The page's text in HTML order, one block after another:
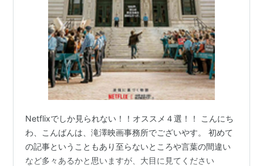
Netflixでしか見られない！！オススメ４選！！ こんにち
わ、こんばんは、滝澤映画事務所でございやす。 初めて
の記事ということもあり至らないところや言葉の間違い
など多々あるかと思いますが、大目に見てください